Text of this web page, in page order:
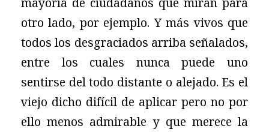
otro lado, por ejemplo. Y más vivos que
todos los desgraciados arriba señalados,
entre los cuales nunca puede uno
sentirse del todo distante o alejado. Es el
viejo dicho difícil de aplicar pero no por
ello menos admirable y que merece la